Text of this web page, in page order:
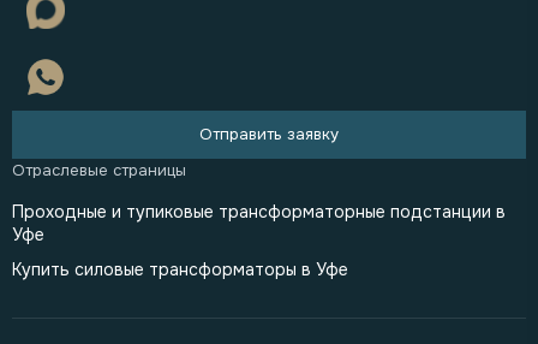
Отправить заявку
Проходные и тупиковые трансформаторные подстанции в
Уфе
Купить силовые трансформаторы в Уфе